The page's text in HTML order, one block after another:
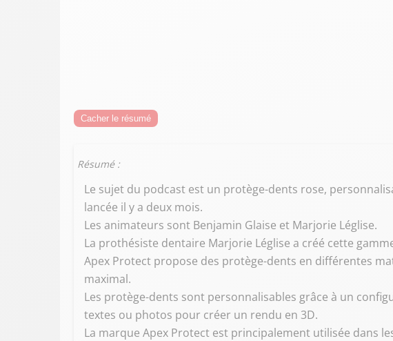
Cacher le résumé
Résumé :
Le sujet du podcast est un protège-dents rose,
lancée il y a deux mois.
Les animateurs sont Benjamin Glaise et Marjorie Léglise.
La prothésiste dentaire Marjorie Léglise a créé cette
Apex Protect propose des protège-dents en différentes
maximal.
Les protège-dents sont personnalisables grâce à un
textes ou photos pour créer un rendu en 3D.
La marque Apex Protect est principalement utilisée dans